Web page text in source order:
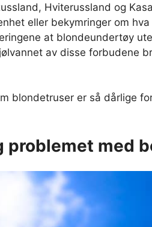
Hviterussland og
eller bekymringer om
at blondeundertøy
av disse forbudene
blondetruser er så dårlige
problemet med